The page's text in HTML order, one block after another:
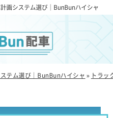
画システム選び｜BunBunハイシャ
テム選び｜BunBunハイシャ » トラッ